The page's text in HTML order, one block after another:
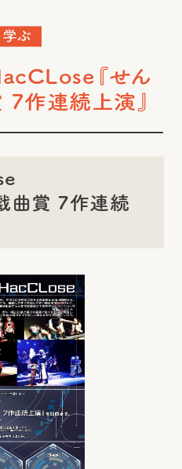
学ぶ
『せん
作連続上演』
曲賞 7作連続